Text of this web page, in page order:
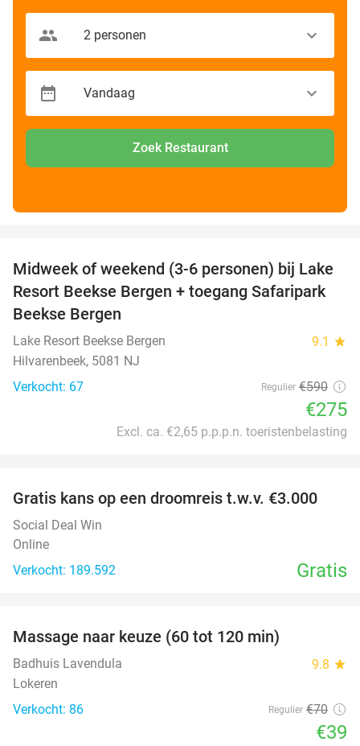
Zoek Restaurant
53%
Midweek of weekend (3-6 personen) bij Lake
Resort Beekse Bergen + toegang Safaripark
Beekse Bergen
Lake Resort Beekse Bergen 9.1 star
Hilvarenbeek, 5081 NJ
Verkocht: 67
Regulier €590
€275
Excl. ca. €2,65 p.p.p.n. toeristenbelasting
Gratis kans op een droomreis t.w.v. €3.000
Social Deal Win
Online
Verkocht: 189.592
Gratis
Massage naar keuze (60 tot 120 min)
Badhuis Lavendula 9.8 star
Lokeren
Verkocht: 86
Regulier €70
€39